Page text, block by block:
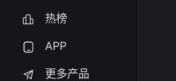
热榜
APP
更多产品